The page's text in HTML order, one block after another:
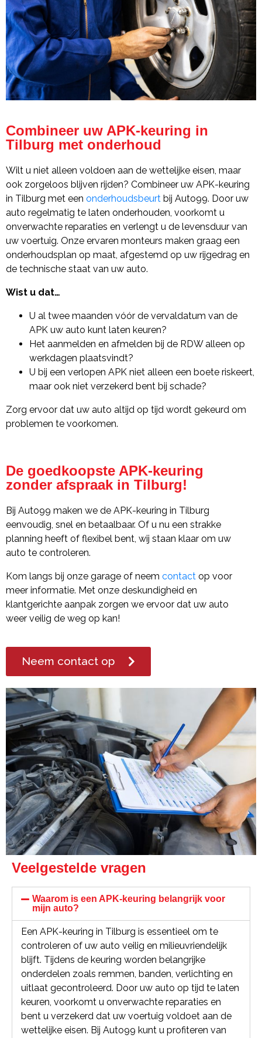
Combineer uw APK-keuring in
Tilburg met onderhoud
Wilt u niet alleen voldoen aan de wettelijke eisen, maar
ook zorgeloos blijven rijden? Combineer uw APK-keuring
in Tilburg met een onderhoudsbeurt bij Auto99. Door uw
auto regelmatig te laten onderhouden, voorkomt u
onverwachte reparaties en verlengt u de levensduur van
uw voertuig. Onze ervaren monteurs maken graag een
onderhoudsplan op maat, afgestemd op uw rijgedrag en
de technische staat van uw auto.
Wist u dat…
U al twee maanden vóór de vervaldatum van de
APK uw auto kunt laten keuren?
Het aanmelden en afmelden bij de RDW alleen op
werkdagen plaatsvindt?
U bij een verlopen APK niet alleen een boete riskeert,
maar ook niet verzekerd bent bij schade?
Zorg ervoor dat uw auto altijd op tijd wordt gekeurd om
problemen te voorkomen.
De goedkoopste APK-keuring
zonder afspraak in Tilburg!
Bij Auto99 maken we de APK-keuring in Tilburg
eenvoudig, snel en betaalbaar. Of u nu een strakke
planning heeft of flexibel bent, wij staan klaar om uw
auto te controleren.
Kom langs bij onze garage of neem contact op voor
meer informatie. Met onze deskundigheid en
klantgerichte aanpak zorgen we ervoor dat uw auto
weer veilig de weg op kan!
Neem contact op
Veelgestelde vragen
Waarom is een APK-keuring belangrijk voor
mijn auto?
Een APK-keuring in Tilburg is essentieel om te
controleren of uw auto veilig en milieuvriendelijk
blijft. Tijdens de keuring worden belangrijke
onderdelen zoals remmen, banden, verlichting en
uitlaat gecontroleerd. Door uw auto op tijd te laten
keuren, voorkomt u onverwachte reparaties en
bent u verzekerd dat uw voertuig voldoet aan de
wettelijke eisen. Bij Auto99 kunt u profiteren van